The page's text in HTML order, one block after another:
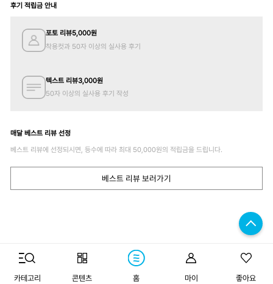
후기 적립금 안내
포토 리뷰5,000원
착용컷과 50자 이상의 실사용 후기
텍스트 리뷰3,000원
50자 이상의 실사용 후기 작성
매달 베스트 리뷰 선정
베스트 리뷰에 선정되시면, 등수에 따라 최대 50,000원의 적립금을 드립니다.
베스트 리뷰 보러가기
카테고리 콘텐츠 홈 마이 좋아요